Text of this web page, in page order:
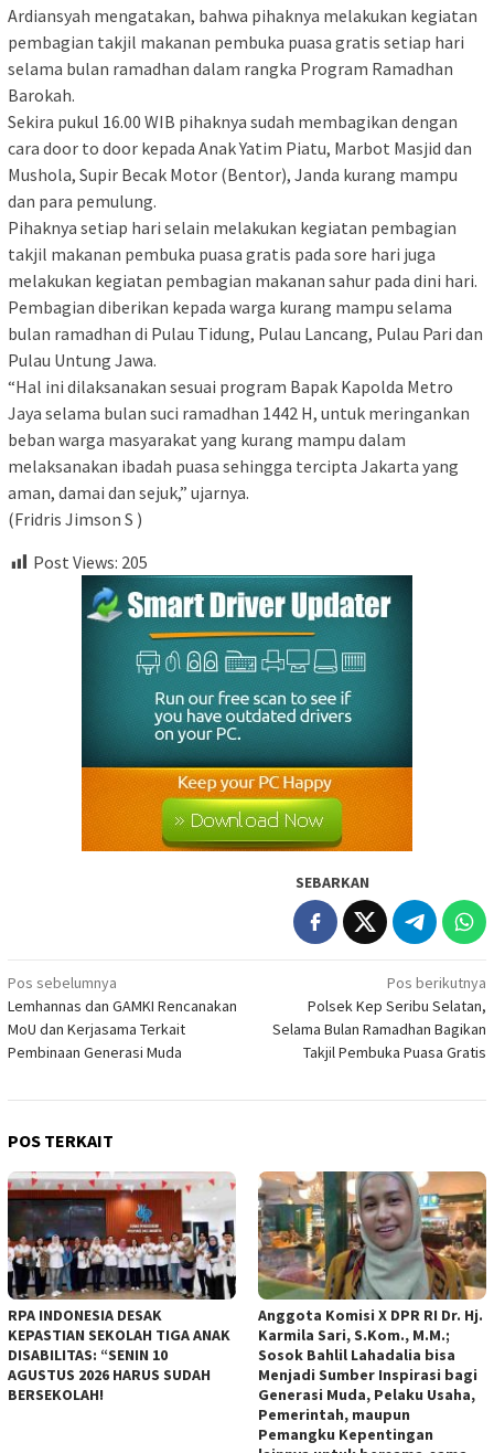
Ardiansyah mengatakan, bahwa pihaknya melakukan kegiatan
pembagian takjil makanan pembuka puasa gratis setiap hari
selama bulan ramadhan dalam rangka Program Ramadhan
Barokah.
Sekira pukul 16.00 WIB pihaknya sudah membagikan dengan
cara door to door kepada Anak Yatim Piatu, Marbot Masjid dan
Mushola, Supir Becak Motor (Bentor), Janda kurang mampu
dan para pemulung.
Pihaknya setiap hari selain melakukan kegiatan pembagian
takjil makanan pembuka puasa gratis pada sore hari juga
melakukan kegiatan pembagian makanan sahur pada dini hari.
Pembagian diberikan kepada warga kurang mampu selama
bulan ramadhan di Pulau Tidung, Pulau Lancang, Pulau Pari dan
Pulau Untung Jawa.
“Hal ini dilaksanakan sesuai program Bapak Kapolda Metro
Jaya selama bulan suci ramadhan 1442 H, untuk meringankan
beban warga masyarakat yang kurang mampu dalam
melaksanakan ibadah puasa sehingga tercipta Jakarta yang
aman, damai dan sejuk,” ujarnya.
(Fridris Jimson S )
Post Views: 205
SEBARKAN
Navigasi
pos
Pos sebelumnya
Lemhannas dan GAMKI Rencanakan
MoU dan Kerjasama Terkait
Pembinaan Generasi Muda
Pos berikutnya
Polsek Kep Seribu Selatan,
Selama Bulan Ramadhan Bagikan
Takjil Pembuka Puasa Gratis
POS TERKAIT
RPA INDONESIA DESAK
KEPASTIAN SEKOLAH TIGA ANAK
DISABILITAS: “SENIN 10
AGUSTUS 2026 HARUS SUDAH
BERSEKOLAH!
Anggota Komisi X DPR RI Dr. Hj.
Karmila Sari, S.Kom., M.M.;
Sosok Bahlil Lahadalia bisa
Menjadi Sumber Inspirasi bagi
Generasi Muda, Pelaku Usaha,
Pemerintah, maupun
Pemangku Kepentingan